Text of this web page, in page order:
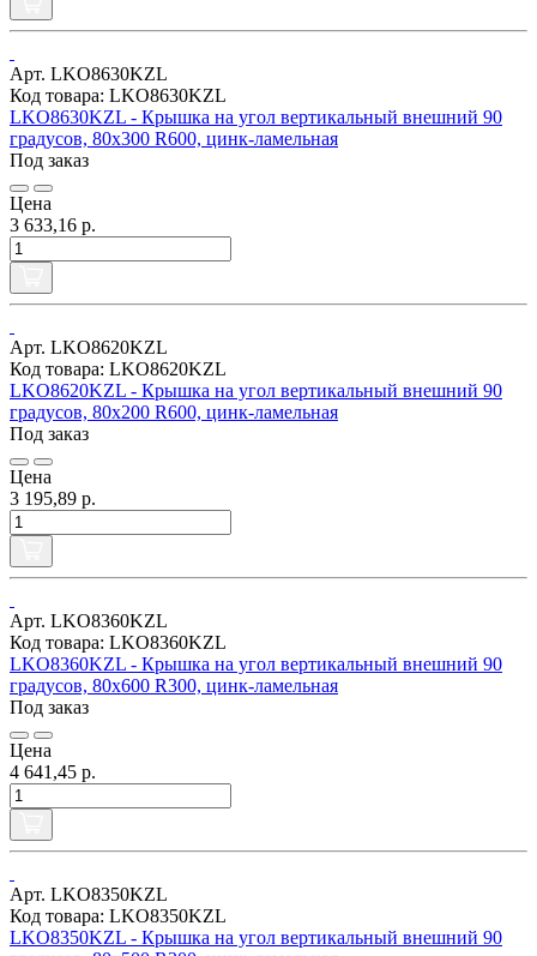
Арт. LKO8630KZL
Код товара: LKO8630KZL
LKO8630KZL - Крышка на угол вертикальный внешний 90
градусов, 80х300 R600, цинк-ламельная
Под заказ
Цена
3 633,16 р.
Арт. LKO8620KZL
Код товара: LKO8620KZL
LKO8620KZL - Крышка на угол вертикальный внешний 90
градусов, 80х200 R600, цинк-ламельная
Под заказ
Цена
3 195,89 р.
Арт. LKO8360KZL
Код товара: LKO8360KZL
LKO8360KZL - Крышка на угол вертикальный внешний 90
градусов, 80х600 R300, цинк-ламельная
Под заказ
Цена
4 641,45 р.
Арт. LKO8350KZL
Код товара: LKO8350KZL
LKO8350KZL - Крышка на угол вертикальный внешний 90